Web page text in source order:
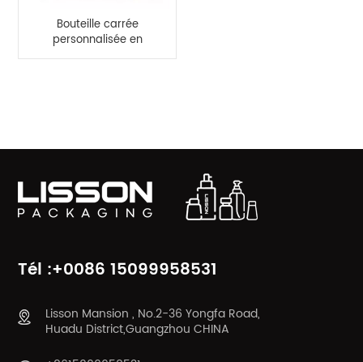
Bouteille carrée
personnalisée en
plastique PE floqué
Tél :+0086 15099958531
Lisson Mansion , No.2-36 Yongfa Road,
Huadu District,Guangzhou CHINA